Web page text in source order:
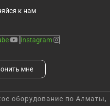
к нам
Instagram
мне
оборудование по Алматы,